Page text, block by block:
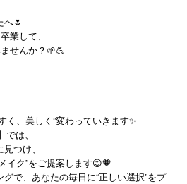
へ🌷
業して、
せんか？🌱💪
く、美しく”変わっていきます✨
は、
つけ、
イク”をご提案します😊🧡
で、 あなたの毎日に“正しい選択”をプ